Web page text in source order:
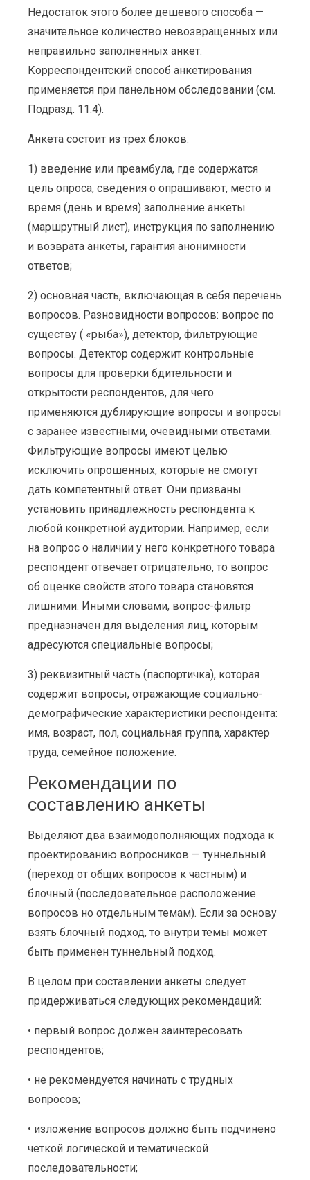
Недостаток этого более дешевого способа —
значительное количество невозвращенных или
неправильно заполненных анкет.
Корреспондентский способ анкетирования
применяется при панельном обследовании (см.
Подразд. 11.4).
Анкета состоит из трех блоков:
1) введение или преамбула, где содержатся
цель опроса, сведения о опрашивают, место и
время (день и время) заполнение анкеты
(маршрутный лист), инструкция по заполнению
и возврата анкеты, гарантия анонимности
ответов;
2) основная часть, включающая в себя перечень
вопросов. Разновидности вопросов: вопрос по
существу ( «рыба»), детектор, фильтрующие
вопросы. Детектор содержит контрольные
вопросы для проверки бдительности и
открытости респондентов, для чего
применяются дублирующие вопросы и вопросы
с заранее известными, очевидными ответами.
Фильтрующие вопросы имеют целью
исключить опрошенных, которые не смогут
дать компетентный ответ. Они призваны
установить принадлежность респондента к
любой конкретной аудитории. Например, если
на вопрос о наличии у него конкретного товара
респондент отвечает отрицательно, то вопрос
об оценке свойств этого товара становятся
лишними. Иными словами, вопрос-фильтр
предназначен для выделения лиц, которым
адресуются специальные вопросы;
3) реквизитный часть (паспортичка), которая
содержит вопросы, отражающие социально-
демографические характеристики респондента:
имя, возраст, пол, социальная группа, характер
труда, семейное положение.
Рекомендации по
составлению анкеты
Выделяют два взаимодополняющих подхода к
проектированию вопросников — туннельный
(переход от общих вопросов к частным) и
блочный (последовательное расположение
вопросов но отдельным темам). Если за основу
взять блочный подход, то внутри темы может
быть применен туннельный подход.
В целом при составлении анкеты следует
придерживаться следующих рекомендаций:
• первый вопрос должен заинтересовать
респондентов;
• не рекомендуется начинать с трудных
вопросов;
• изложение вопросов должно быть подчинено
четкой логической и тематической
последовательности;